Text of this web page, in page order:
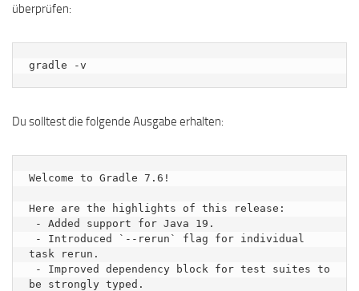
überprüfen:
gradle -v
Du solltest die folgende Ausgabe erhalten:
Welcome to Gradle 7.6!
Here are the highlights of this release:
task rerun.
be strongly typed.